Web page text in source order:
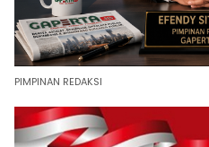
PIMPINAN REDAKSI